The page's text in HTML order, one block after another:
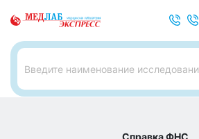
Справка ФНС